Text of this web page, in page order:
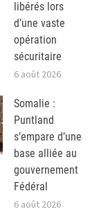
libérés lors
d’une vaste
opération
sécuritaire
6 août 2026
Somalie :
Puntland
s’empare d’une
base alliée au
gouvernement
Fédéral
6 août 2026